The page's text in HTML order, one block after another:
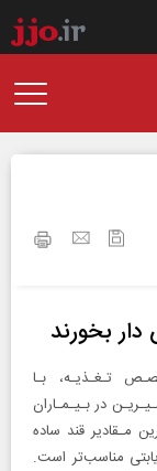
بخورند
تـغـذیـه، بـا
در بـیـمـاران
مـقادیر قند ساده
مناسب‌تر است.